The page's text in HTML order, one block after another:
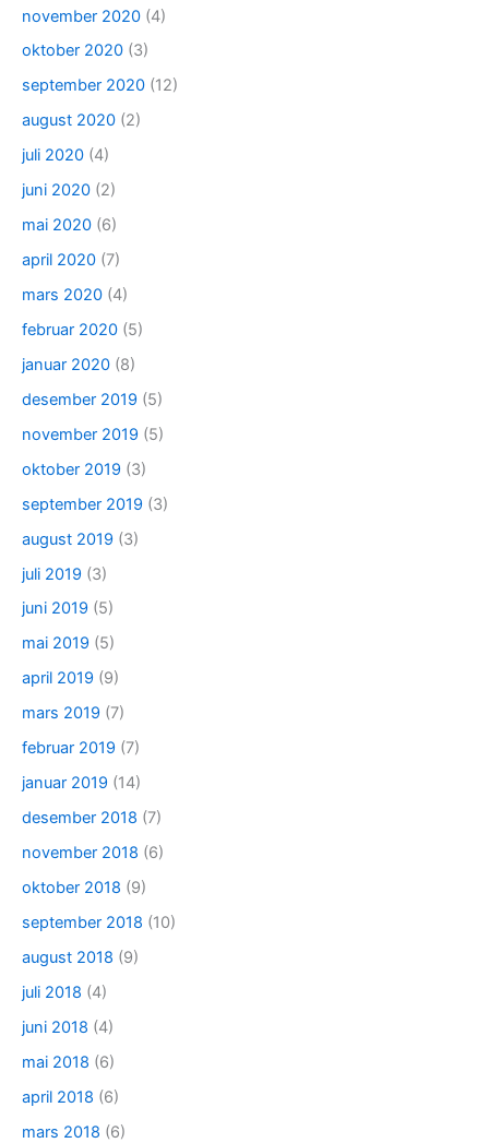
november 2020 (4)
oktober 2020 (3)
september 2020 (12)
august 2020 (2)
juli 2020 (4)
juni 2020 (2)
mai 2020 (6)
april 2020 (7)
mars 2020 (4)
februar 2020 (5)
januar 2020 (8)
desember 2019 (5)
november 2019 (5)
oktober 2019 (3)
september 2019 (3)
august 2019 (3)
juli 2019 (3)
juni 2019 (5)
mai 2019 (5)
april 2019 (9)
mars 2019 (7)
februar 2019 (7)
januar 2019 (14)
desember 2018 (7)
november 2018 (6)
oktober 2018 (9)
september 2018 (10)
august 2018 (9)
juli 2018 (4)
juni 2018 (4)
mai 2018 (6)
april 2018 (6)
mars 2018 (6)